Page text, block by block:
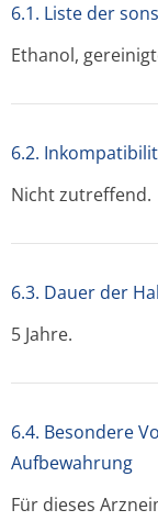
6.1. Liste der
Ethanol,
6.2.
Nicht zutreffend.
6.3. Dauer der
5 Jahre.
6.4. Besondere
Aufbewahrung
Für dieses